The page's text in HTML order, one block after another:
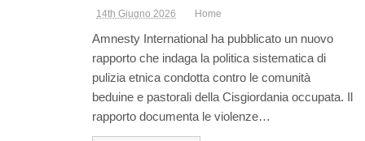
14th Giugno 2026 Home
Amnesty International ha pubblicato un nuovo
rapporto che indaga la politica sistematica di
pulizia etnica condotta contro le comunità
beduine e pastorali della Cisgiordania occupata. Il
rapporto documenta le violenze…